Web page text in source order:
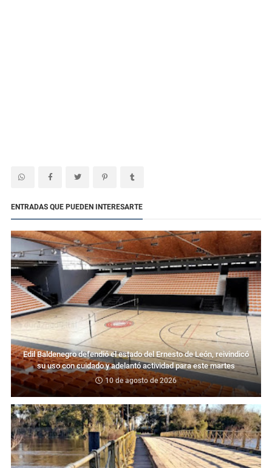
ENTRADAS QUE PUEDEN INTERESARTE
Edil Baldenegro defendió el estado del Ernesto de León, reivindicó
su uso con cuidado y adelantó actividad para este martes
10 de agosto de 2026